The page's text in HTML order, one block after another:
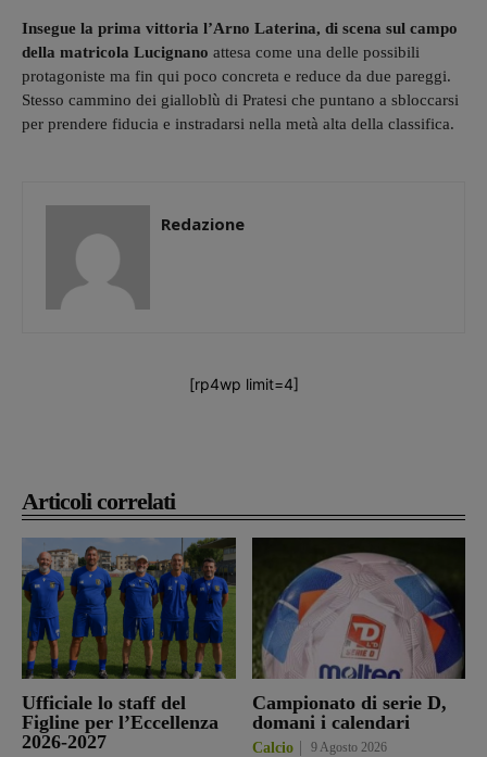
Articoli correlati
Ufficiale lo staff del
Figline per l’Eccellenza
2026-2027
Campionato di serie D,
domani i calendari
Calcio 9 Agosto 2026
Insegue la prima vittoria l’Arno Laterina, di scena sul campo
della matricola Lucignano attesa come una delle possibili
protagoniste ma fin qui poco concreta e reduce da due pareggi.
Stesso cammino dei gialloblù di Pratesi che puntano a sbloccarsi
per prendere fiducia e instradarsi nella metà alta della classifica.
Redazione
[rp4wp limit=4]